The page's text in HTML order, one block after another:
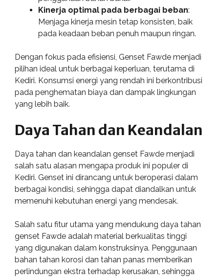
Kinerja optimal pada berbagai beban:
Menjaga kinerja mesin tetap konsisten, baik
pada keadaan beban penuh maupun ringan.
Dengan fokus pada efisiensi, Genset Fawde menjadi
pilihan ideal untuk berbagai keperluan, terutama di
Kediri. Konsumsi energi yang rendah ini berkontribusi
pada penghematan biaya dan dampak lingkungan
yang lebih baik.
Daya Tahan dan Keandalan
Daya tahan dan keandalan genset Fawde menjadi
salah satu alasan mengapa produk ini populer di
Kediri. Genset ini dirancang untuk beroperasi dalam
berbagai kondisi, sehingga dapat diandalkan untuk
memenuhi kebutuhan energi yang mendesak.
Salah satu fitur utama yang mendukung daya tahan
genset Fawde adalah material berkualitas tinggi
yang digunakan dalam konstruksinya. Penggunaan
bahan tahan korosi dan tahan panas memberikan
perlindungan ekstra terhadap kerusakan, sehingga